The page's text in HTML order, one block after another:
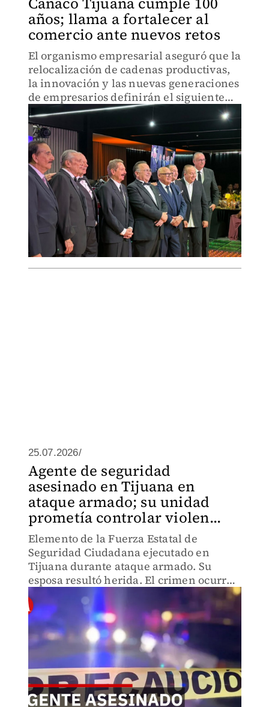
años; llama a fortalecer al
comercio ante nuevos retos
El organismo empresarial aseguró que la
relocalización de cadenas productivas,
la innovación y las nuevas generaciones
de empresarios definirán el siguiente
siglo del comercio en la frontera.
25.07.2026/
Agente de seguridad
asesinado en Tijuana en
ataque armado; su unidad
prometía controlar violen...
Elemento de la Fuerza Estatal de
Seguridad Ciudadana ejecutado en
Tijuana durante ataque armado. Su
esposa resultó herida. El crimen ocurre
en medio de ola de ataques contra
agentes que cuestiona la capacidad
operativa de instituciones de seguridad.